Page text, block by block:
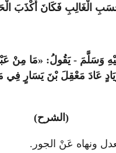
الْغَالِبِ فَكَانَ أَكْذَبَ
- يَقُولُ: «مَا مِنْ عَبْدٍ
عَادَ مَعْقِلَ بْنَ يَسَارٍ فِي
(الشرح)
ونهاه عَنْ الجور.